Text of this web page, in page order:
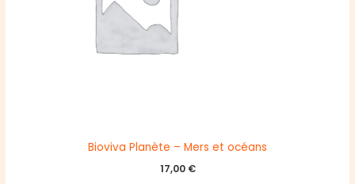
Bioviva Planète – Mers et océans
17,00 €